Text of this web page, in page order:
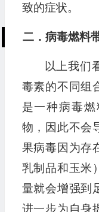
致的症状。
二．病毒燃料
以上我们
毒素的不同组
是一种病毒
物，因此不会
果病毒因为存
乳制品和玉米
量就会增强到
进一步为自身